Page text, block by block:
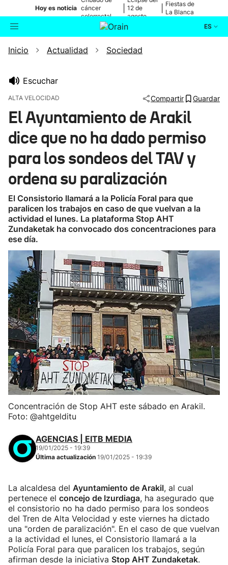
Hoy es noticia cáncer
colorrectal
12 de
agosto
Fiestas de
La Blanca
ES
Buscador Actualidad
Ikusmiran
Eguraldia
Inicio Actualidad Sociedad
Escuchar
ALTA VELOCIDAD Compartir Guardar
El Ayuntamiento de Arakil
dice que no ha dado permiso
para los sondeos del TAV y
ordena su paralización
El Consistorio llamará a la Policía Foral para que
paralicen los trabajos en caso de que vuelvan a la
actividad el lunes. La plataforma Stop AHT
Zundaketak ha convocado dos concentraciones para
ese día.
Concentración de Stop AHT este sábado en Arakil.
Foto: @ahtgelditu
AGENCIAS | EITB MEDIA
19/01/2025 - 19:39
Última actualización 19/01/2025 - 19:39
La alcaldesa del Ayuntamiento de Arakil, al cual
pertenece el concejo de Izurdiaga, ha asegurado que
el consistorio no ha dado permiso para los sondeos
del Tren de Alta Velocidad y este viernes ha dictado
una "orden de paralización". En el caso de que vuelvan
a la actividad el lunes, el Consistorio llamará a la
Policía Foral para que paralicen los trabajos, según
afirman desde la iniciativa Stop AHT Zundaketak.